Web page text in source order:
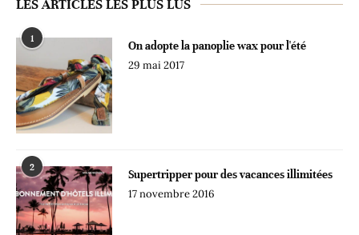
LES ARTICLES LES PLUS LUS
1
On adopte la panoplie wax pour l'été
29 mai 2017
2
Supertripper pour des vacances illimitées
17 novembre 2016